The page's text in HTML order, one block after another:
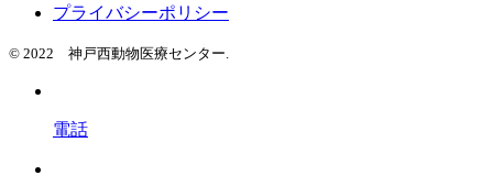
プライバシーポリシー
© 2022 神戸西動物医療センター.
電話